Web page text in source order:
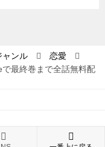
ャンル
恋愛
最終巻まで全話無料配